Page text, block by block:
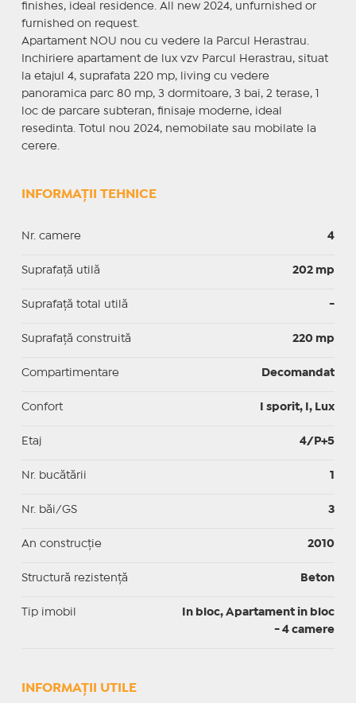
finishes, ideal residence. All new 2024, unfurnished or
furnished on request.
Apartament NOU nou cu vedere la Parcul Herastrau.
Inchiriere apartament de lux vzv Parcul Herastrau, situat
la etajul 4, suprafata 220 mp, living cu vedere
panoramica parc 80 mp, 3 dormitoare, 3 bai, 2 terase, 1
loc de parcare subteran, finisaje moderne, ideal
resedinta. Totul nou 2024, nemobilate sau mobilate la
cerere.
INFORMAȚII TEHNICE
Nr. camere 4
Suprafaţă utilă 202 mp
Suprafaţă total utilă -
Suprafaţă construită 220 mp
Compartimentare Decomandat
Confort I sporit, I, Lux
Etaj 4/P+5
Nr. bucătării 1
Nr. băi/GS 3
An construcție 2010
Structură rezistență Beton
Tip imobil
In bloc, Apartament in bloc
- 4 camere
INFORMAŢII UTILE